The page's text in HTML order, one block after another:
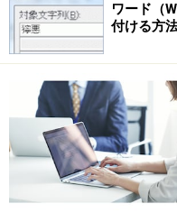
ワード（
付ける方